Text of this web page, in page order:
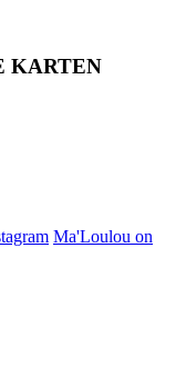
KARTEN
Ma'Loulou on